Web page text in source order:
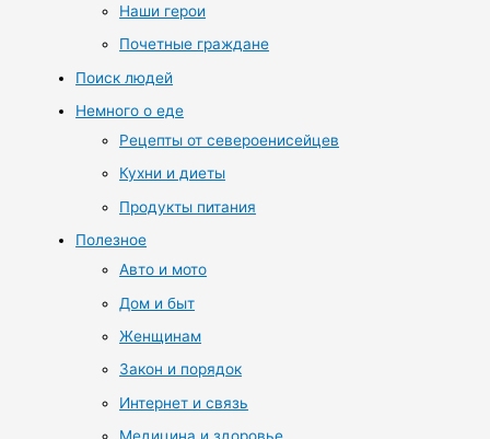
Наши герои
Почетные граждане
Поиск людей
Немного о еде
Рецепты от североенисейцев
Кухни и диеты
Продукты питания
Полезное
Авто и мото
Дом и быт
Женщинам
Закон и порядок
Интернет и связь